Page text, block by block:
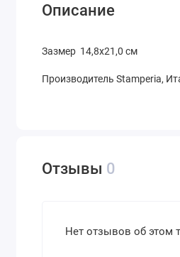
Описание
Зазмер 14,8х21,0 см
Производитель Stamperia,
Отзывы 0
Нет отзывов об этом